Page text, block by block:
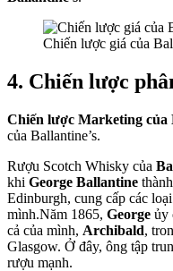
Chiến lược giá của
4. Chiến lược
Chiến lược Marketing của
của Ballantine’s.
Rượu Scotch Whisky của
khi George Ballantine
Edinburgh, cung cấp các
mình.Năm 1865, George ủy
cả của mình, Archibald,
Glasgow. Ở đây, ông tập
rượu mạnh.